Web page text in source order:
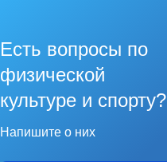
Есть вопросы по
физической
культуре и спорту?
Напишите о них